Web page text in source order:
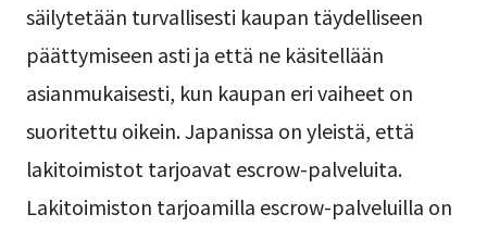
säilytetään turvallisesti kaupan täydelliseen
päättymiseen asti ja että ne käsitellään
asianmukaisesti, kun kaupan eri vaiheet on
suoritettu oikein. Japanissa on yleistä, että
lakitoimistot tarjoavat escrow-palveluita.
Lakitoimiston tarjoamilla escrow-palveluilla on